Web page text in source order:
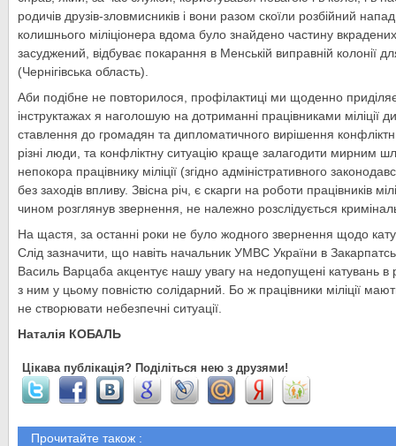
родичів друзів-зловмисників і вони разом скоїли розбійний
колишнього міліціонера вдома було знайдено частину
засуджений, відбуває покарання в Менській виправній колонії
(Чернігівська область).
Аби подібне не повторилося, профілактиці ми щоденно
інструктажах я наголошую на дотриманні працівниками міліції
ставлення до громадян та дипломатичного вирішення
різні люди, та конфліктну ситуацію краще залагодити мирним
непокора працівнику міліції (згідно адміністративного
без заходів впливу. Звісна річ, є скарги на роботи працівників
чином розглянув звернення, не належно розслідується
На щастя, за останні роки не було жодного звернення щодо
Слід зазначити, що навіть начальник УМВС України в
Василь Варцаба акцентує нашу увагу на недопущені катувань в
з ним у цьому повністю солідарний. Бо ж працівники міліції
не створювати небезпечні ситуації.
Наталія КОБАЛЬ
Цікава публікація? Поділіться нею з друзями!
Прочитайте також :